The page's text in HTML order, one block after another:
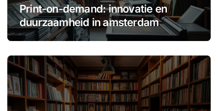
Print-on-demand: innovatie en
duurzaamheid in amsterdam